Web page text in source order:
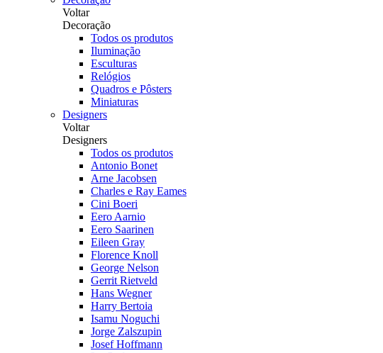
Voltar
Decoração
Todos os produtos
Iluminação
Esculturas
Relógios
Quadros e Pôsters
Miniaturas
Designers
Voltar
Designers
Todos os produtos
Antonio Bonet
Arne Jacobsen
Charles e Ray Eames
Cini Boeri
Eero Aarnio
Eero Saarinen
Eileen Gray
Florence Knoll
George Nelson
Gerrit Rietveld
Hans Wegner
Harry Bertoia
Isamu Noguchi
Jorge Zalszupin
Josef Hoffmann